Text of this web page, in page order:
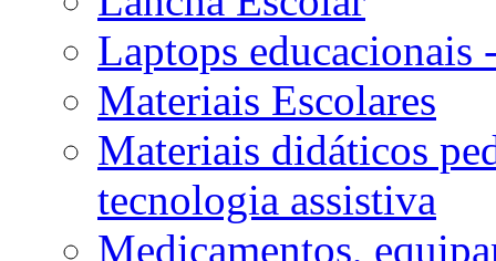
Laptops educacionais
Materiais Escolares
Materiais didáticos
tecnologia assistiva
Medicamentos,